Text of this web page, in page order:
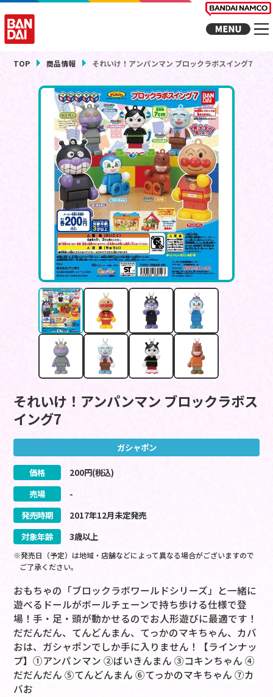
TOP 商品情報 それいけ！アンパンマン ブロックラボスイング7
それいけ！アンパンマン ブロックラボス
イング7
ガシャポン
価格 200円(税込)
売場
-
発売時期
2017年12月未定発売
対象年齢
3歳以上
※発売日（予定）は地域・店舗などによって異なる場合がございますので
ご了承ください。
おもちゃの「ブロックラボワールドシリーズ」と一緒に
遊べるドールがボールチェーンで持ち歩ける仕様で登
場！手・足・頭が動かせるのでお人形遊びに最適です！
だだんだん、てんどんまん、てっかのマキちゃん、カバ
おは、ガシャポンでしか手に入りません！【ラインナッ
プ】①アンパンマン ②ばいきんまん ③コキンちゃん ④
だだんだん ⑤てんどんまん ⑥てっかのマキちゃん ⑦カ
バお